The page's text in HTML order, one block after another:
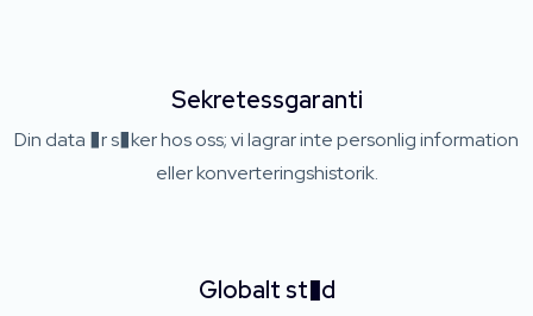
Sekretessgaranti
Din data �r s�ker hos oss; vi lagrar inte personlig information
eller konverteringshistorik.
Globalt st�d